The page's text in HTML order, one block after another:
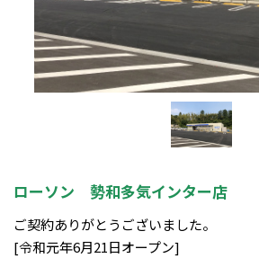
ローソン 勢和多気インター店
ご契約ありがとうございました。
[令和元年6月21日オープン]